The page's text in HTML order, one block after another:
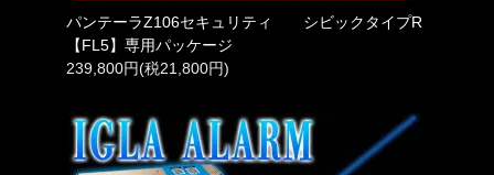
パンテーラZ106セキュリティ シビックタイプR
【FL5】専用パッケージ
239,800円(税21,800円)